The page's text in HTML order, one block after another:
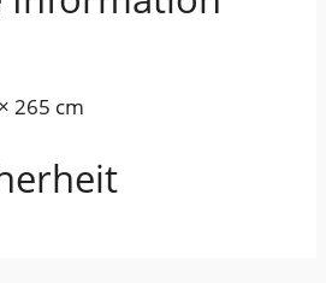
265 cm